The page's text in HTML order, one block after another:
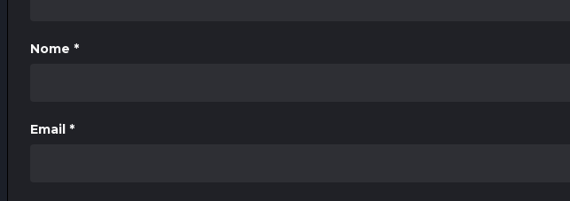
Nome *
Email *